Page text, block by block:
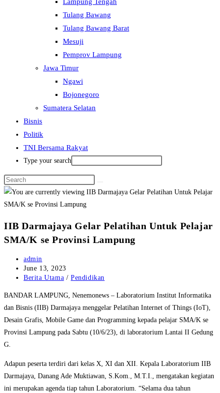
Tulang Bawang
Tulang Bawang Barat
Mesuji
Pemprov Lampung
Jawa Timur
Ngawi
Bojonegoro
Sumatera Selatan
Bisnis
Politik
TNI Bersama Rakyat
Type your search
IIB Darmajaya Gelar Pelatihan Untuk Pelajar
SMA/K se Provinsi Lampung
Post
author:
admin
Post
published:
June 13, 2023
Post
Berita Utama / Pendidikan
BANDAR LAMPUNG, Nenemonews – Laboratorium Institut Informatika
dan Bisnis (IIB) Darmajaya menggelar Pelatihan Internet of Things (IoT),
Desain Grafis, Mobile Game dan Programming kepada pelajar SMA/K se
Provinsi Lampung pada Sabtu (10/6/23), di laboratorium Lantai II Gedung
G.
Adapun peserta terdiri dari kelas X, XI dan XII. Kepala Laboratorium IIB
Darmajaya, Danang Ade Muktiawan, S.Kom., M.T.I., mengatakan kegiatan
ini merupakan agenda tiap tahun Laboratorium. “Selama dua tahun